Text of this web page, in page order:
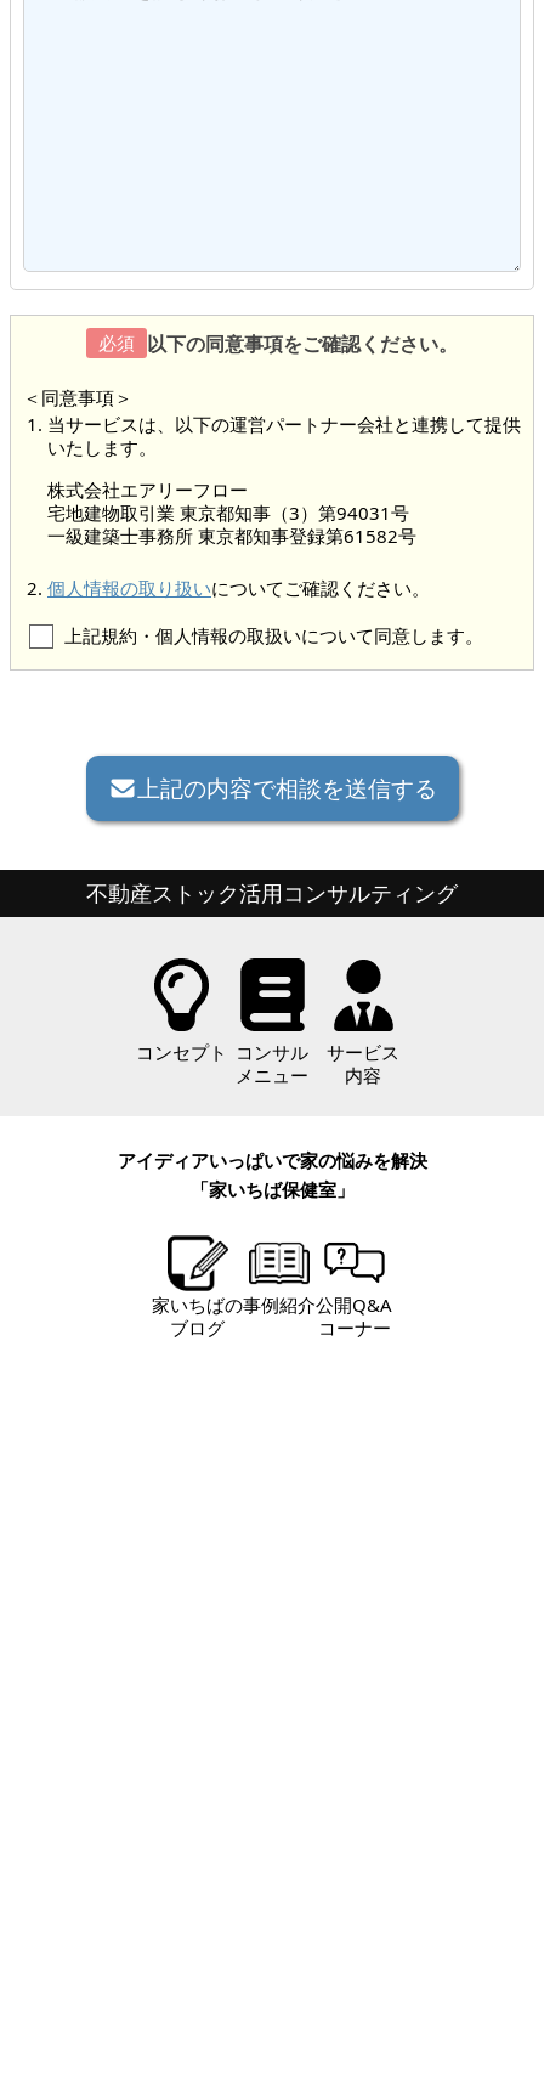
必須 以下の同意事項をご確認ください。
＜同意事項＞
当サービスは、以下の運営パートナー会社と連携して提供
いたします。
株式会社エアリーフロー
宅地建物取引業 東京都知事（3）第94031号
一級建築士事務所 東京都知事登録第61582号
個人情報の取り扱いについてご確認ください。
上記規約・個人情報の取扱いについて同意します。
上記の内容で相談を送信する
不動産ストック活用コンサルティング
コンセプト コンサル
メニュー
サービス
内容
アイディアいっぱいで家の悩みを解決
「家いちば保健室」
家いちばの
ブログ
事例紹介公開Q&A
コーナー